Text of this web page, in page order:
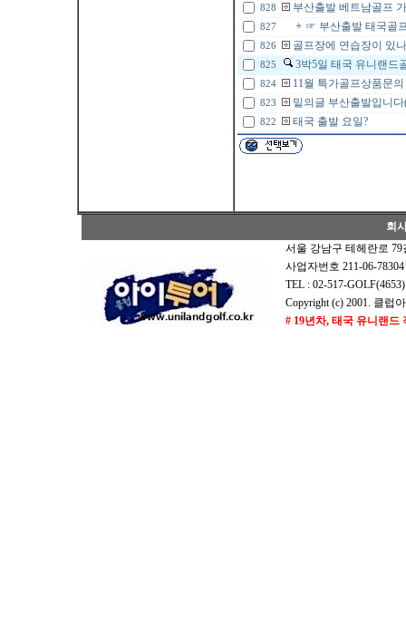
828 부산출발 베트남골프
827 ☞ 부산출발 태국골
826 골프장에 연습장이 있
825 3박5일 태국 유니랜드
824 11월 특가골프상품문의
823 밑의글 부산출발입니
822 태국 출발 요일?
회
서울 강남구 테헤란로
사업자번호 211-06-
TEL : 02-517-
Copyright (c) 2001. 클럽
# 19년차, 태국 유니랜드